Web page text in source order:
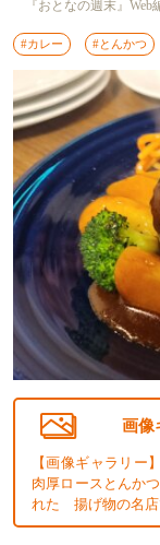
『おとなの週末』Web
#カレー #とんかつ
画像
【画像ギャラリー
肉厚ロースとんか
れた 揚げ物の名店